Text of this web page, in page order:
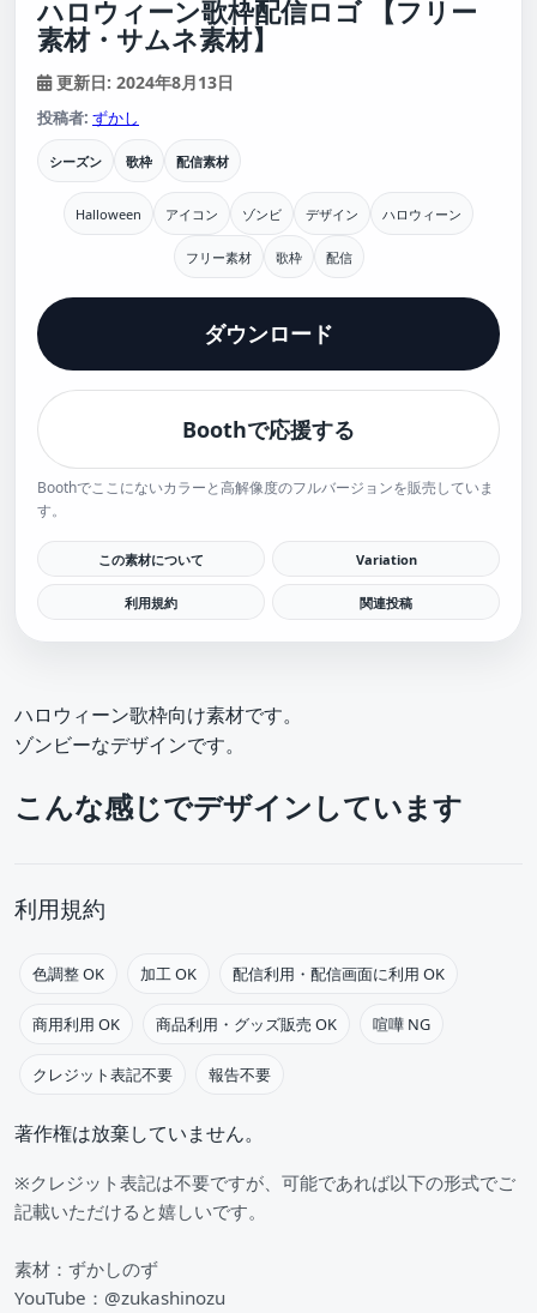
ハロウィーン歌枠配信ロゴ 【フリー
素材・サムネ素材】
更新日: 2024年8月13日
投稿者: ずかし
シーズン 歌枠 配信素材
Halloween アイコン ゾンビ デザイン ハロウィーン
フリー素材 歌枠 配信
ダウンロード
Boothで応援する
Boothでここにないカラーと高解像度のフルバージョンを販売していま
す。
この素材について Variation
利用規約 関連投稿
ハロウィーン歌枠向け素材です。
ゾンビーなデザインです。
こんな感じでデザインしています
利用規約
色調整 OK 加工 OK 配信利用・配信画面に利用 OK
商用利用 OK 商品利用・グッズ販売 OK 喧嘩 NG
クレジット表記不要 報告不要
著作権は放棄していません。
※クレジット表記は不要ですが、可能であれば以下の形式でご
記載いただけると嬉しいです。
素材：ずかしのず
YouTube：@zukashinozu